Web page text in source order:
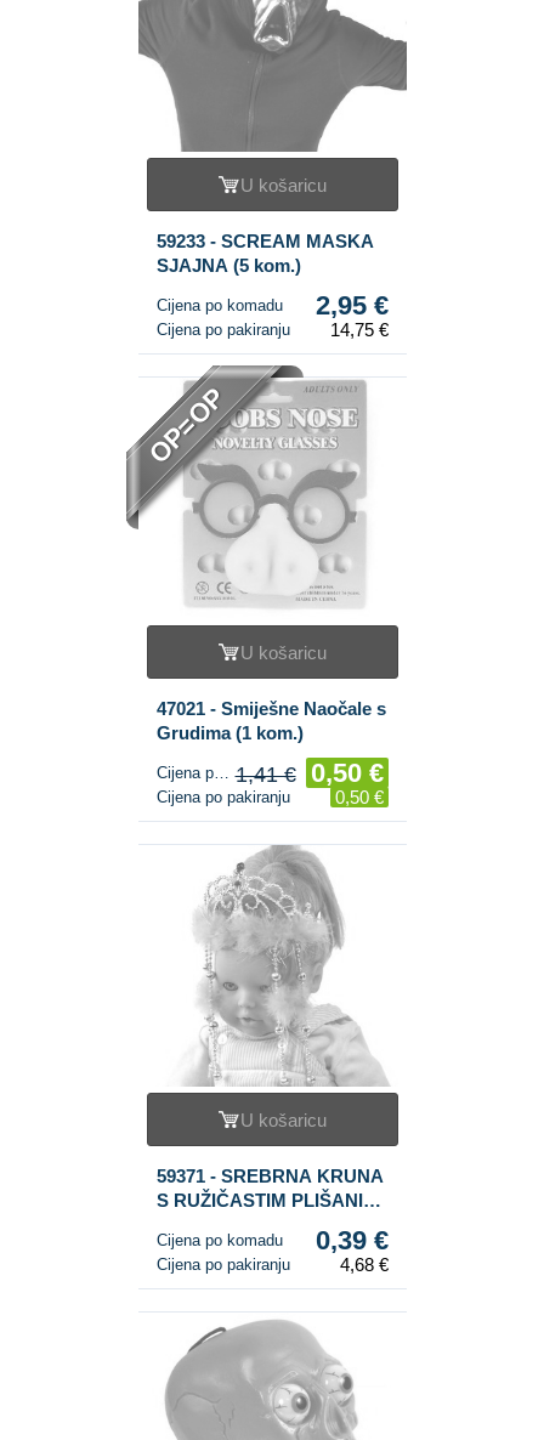
U košaricu
59233 - SCREAM MASKA
SJAJNA (5 kom.)
Cijena po komadu 2,95 €
Cijena po pakiranju 14,75 €
OP=OP
U košaricu
47021 - Smiješne Naočale s
Grudima (1 kom.)
Cijena po komadu 1,41 € 0,50 €
Cijena po pakiranju 0,50 €
U košaricu
59371 - SREBRNA KRUNA
S RUŽIČASTIM PLIŠANIM
kom.)
Cijena po komadu 0,39 €
Cijena po pakiranju 4,68 €